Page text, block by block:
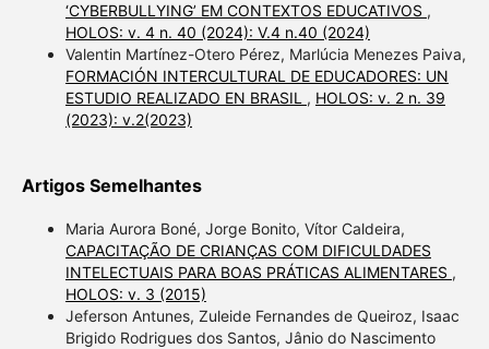
‘CYBERBULLYING’ EM CONTEXTOS EDUCATIVOS ,
HOLOS: v. 4 n. 40 (2024): V.4 n.40 (2024)
Valentin Martínez-Otero Pérez, Marlúcia Menezes Paiva,
FORMACIÓN INTERCULTURAL DE EDUCADORES: UN
ESTUDIO REALIZADO EN BRASIL , HOLOS: v. 2 n. 39
(2023): v.2(2023)
Artigos Semelhantes
Maria Aurora Boné, Jorge Bonito, Vítor Caldeira,
CAPACITAÇÃO DE CRIANÇAS COM DIFICULDADES
INTELECTUAIS PARA BOAS PRÁTICAS ALIMENTARES ,
HOLOS: v. 3 (2015)
Jeferson Antunes, Zuleide Fernandes de Queiroz, Isaac
Brigido Rodrigues dos Santos, Jânio do Nascimento